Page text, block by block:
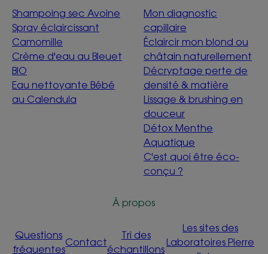
Shampoing sec Avoine
Spray éclaircissant
Camomille
Crème d'eau au Bleuet
BIO
Eau nettoyante Bébé
au Calendula
Mon diagnostic
capillaire
Éclaircir mon blond ou
châtain naturellement
Décryptage perte de
densité & matière
Lissage & brushing en
douceur
Détox Menthe
Aquatique
C'est quoi être éco-
conçu ?
À propos
Questions
fréquentes
Contact
Tri des
échantillons
Les sites des
Laboratoires Pierre